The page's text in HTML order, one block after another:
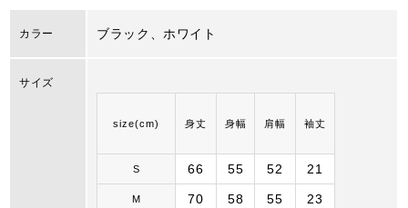
カラー ブラック、ホワイト
サイズ
size(cm) 身丈 身幅 肩幅 袖丈
S 66 55 52 21
M 70 58 55 23